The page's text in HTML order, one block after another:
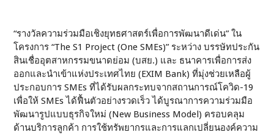
“รางวัลความร่วมมือเชิงยุทธศาสตร์เพื่อการพัฒนาดีเด่น” ใน
โครงการ “The S1 Project (One SMEs)” ระหว่าง บรรษัทประกัน
สินเชื่ออุตสาหกรรมขนาดย่อม (บสย.) และ ธนาคารเพื่อการส่ง
ออกและนำเข้าแห่งประเทศไทย (EXIM Bank) ที่มุ่งช่วยเหลือผู้
ประกอบการ SMEs ที่ได้รับผลกระทบจากสถานการณ์โควิด-19
เพื่อให้ SMEs ได้ฟื้นตัวอย่างรวดเร็ว ได้บูรณาการความร่วมมือ
พัฒนารูปแบบธุรกิจใหม่ (New Business Model) ครอบคลุม
ด้านบริการลูกค้า การใช้ทรัพยากรและการแลกเปลี่ยนองค์ความ